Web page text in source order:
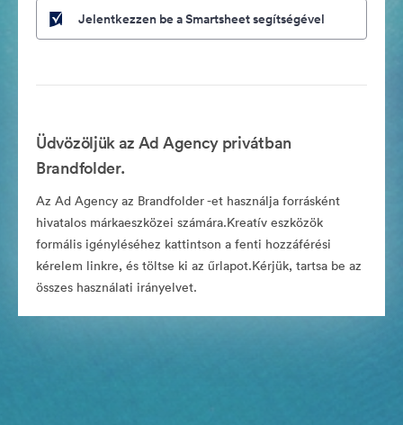
Jelentkezzen be a Smartsheet segítségével
Üdvözöljük az Ad Agency privátban
Brandfolder.
Az Ad Agency az Brandfolder -et használja forrásként
hivatalos márkaeszközei számára.Kreatív eszközök
formális igényléséhez kattintson a fenti hozzáférési
kérelem linkre, és töltse ki az űrlapot.Kérjük, tartsa be az
összes használati irányelvet.